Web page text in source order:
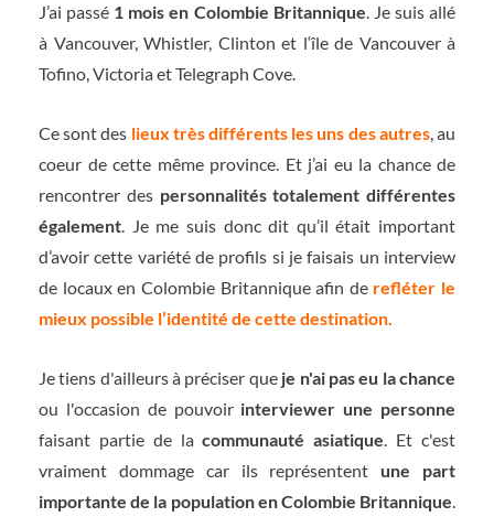
J’ai passé 1 mois en Colombie Britannique. Je suis allé
à Vancouver, Whistler, Clinton et l‘île de Vancouver à
Tofino, Victoria et Telegraph Cove.
Ce sont des lieux très différents les uns des autres, au
coeur de cette même province. Et j’ai eu la chance de
rencontrer des personnalités totalement différentes
également. Je me suis donc dit qu’il était important
d’avoir cette variété de profils si je faisais un interview
de locaux en Colombie Britannique afin de refléter le
mieux possible l’identité de cette destination.
Je tiens d'ailleurs à préciser que je n'ai pas eu la chance
ou l'occasion de pouvoir interviewer une personne
faisant partie de lacommunauté asiatique. Et c'est
vraiment dommage car ils représentent une part
importante de la population en Colombie Britannique.